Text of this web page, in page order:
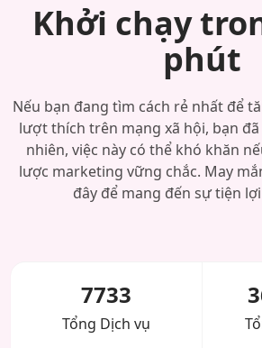
Khởi chạy
phút
Nếu bạn đang tìm cách rẻ nhất để
lượt thích trên mạng xã hội, bạn
nhiên, việc này có thể khó khăn
lược marketing vững chắc. May
đây để mang đến sự tiện
7733
Tổng Dịch vụ